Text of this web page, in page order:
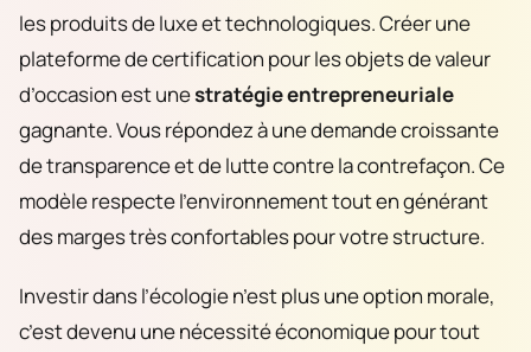
les produits de luxe et technologiques. Créer une
plateforme de certification pour les objets de valeur
d’occasion est unestratégie entrepreneuriale
gagnante. Vous répondez à une demande croissante
de transparence et de lutte contre la contrefaçon. Ce
modèle respecte l’environnement tout en générant
des marges très confortables pour votre structure.
Investir dans l’écologie n’est plus une option morale,
c’est devenu une nécessité économique pour tout